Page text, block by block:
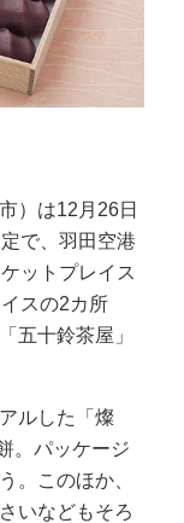
）は12月26日
で、羽田空港
ットプレイス
スの2カ所
五十鈴茶屋」
ルした「燦
。パッケージ
。このほか、
いなどもそろ